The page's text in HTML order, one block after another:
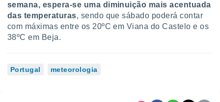
semana, espera-se uma diminuição mais acentuada
das temperaturas, sendo que sábado poderá contar
com máximas entre os 20ºC em Viana do Castelo e os
38ºC em Beja.
Portugal meteorologia